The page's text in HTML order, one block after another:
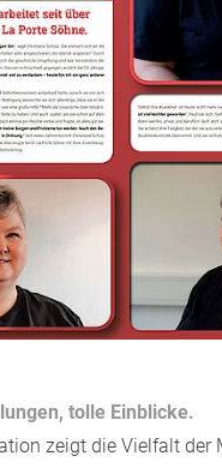
tolle Einblicke.
zeigt die Vielfalt der